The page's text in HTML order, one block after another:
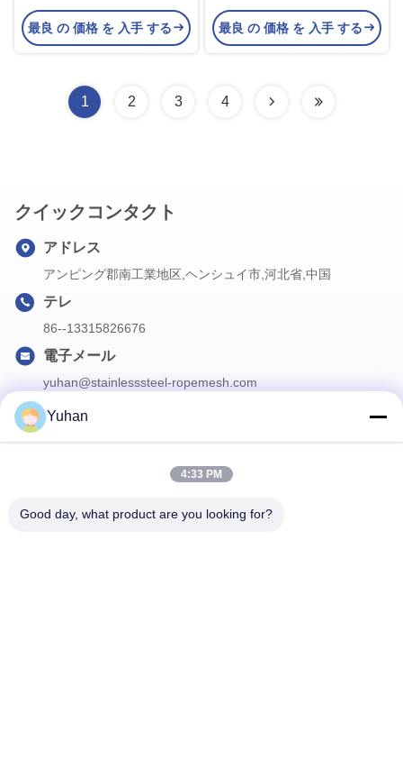
のステンレス鋼 316L
最良 の 価格 を 入手 する
イズ、50%の開口率、
7kgs/sqmの重量で、多様な家
庭用アプリケーションに最適
最良 の 価格 を 入手 する
1 2 3 4
クイックコンタクト
アドレス
アンピング郡南工業地区,ヘンシュイ市,河北省,中国
テレ
86--13315826676
電子メール
yuhan@stainlesssteel-ropemesh.com
私たちのニュースレター
ニュースレターを購読して、割引などを入手してください。
Yuhan
4:33 PM
Good day, what product are you looking for?